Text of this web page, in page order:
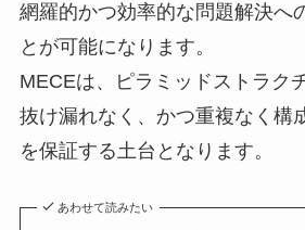
網羅的かつ効率的な問題解決へ
とが可能になります。
MECEは、ピラミッドストラク
抜け漏れなく、かつ重複なく構
を保証する土台となります。
あわせて読みたい